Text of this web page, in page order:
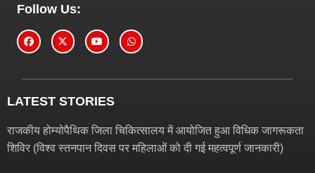
Follow Us:
LATEST STORIES
राजकीय होम्योपैथिक जिला चिकित्सालय में आयोजित हुआ विधिक जागरूकता
शिविर (विश्व स्तनपान दिवस पर महिलाओं को दी गई महत्वपूर्ण जानकारी)